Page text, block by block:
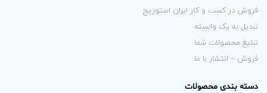
فروش در کسب و کار ایران استوریج
تبدیل به یک وابسته
تبلیغ محصولات شما
فروش – انتشار با ما
دسته بندی محصولات